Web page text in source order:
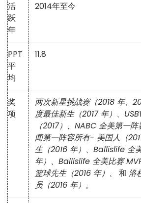
活
跃
年
2014年至今
PPT
平
均
11.8
奖
项
两次新星挑战赛（2018 年、
度最佳新生（2017 年）、
（2017）、NABC 全美第一
闻第一阵容所有- 美国人（
生（2016 年）、Ballislife 全
年）、Ballislife 全美比赛
篮球先生（2016 年）、
和 洛
员（2016 年）。